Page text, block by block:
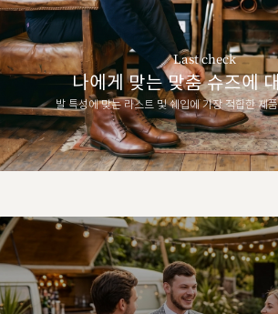
Last check
나에게 맞는 맞춤 슈즈에
발 특성에 맞는 라스트 및 쉐입에 가장 적합한 제